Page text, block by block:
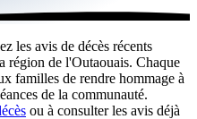
les avis de décès récents
région de l'Outaouais. Chaque
familles de rendre hommage à
de la communauté.
ou à consulter les avis déjà